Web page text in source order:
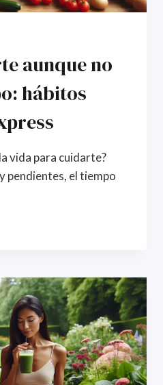
aunque no
hábitos
vida para cuidarte?
pendientes, el tiempo